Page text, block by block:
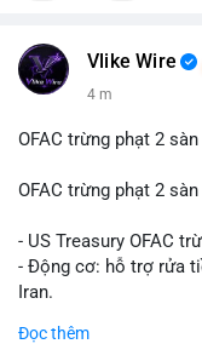
Vlike Wire
4 m
OFAC trừng phạt 2
OFAC trừng phạt 2
- US Treasury OFAC
- Động cơ: hỗ trợ rửa
Iran.
- Tác động: rủi ro cho
Đọc thêm